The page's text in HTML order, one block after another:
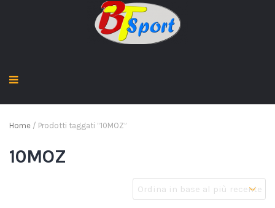
Home / Prodotti taggati “10MOZ”
10MOZ